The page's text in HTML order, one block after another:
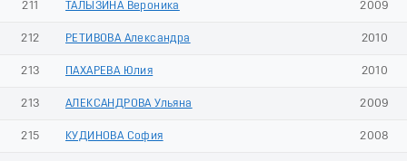
211 ТАЛЫЗИНА Вероника 2009
212 РЕТИВОВА Александра 2010
213 ПАХАРЕВА Юлия 2010
213 АЛЕКСАНДРОВА Ульяна 2009
215 КУДИНОВА София 2008